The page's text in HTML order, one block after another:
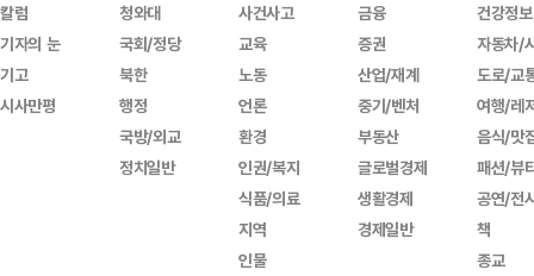
칼럼
기자의 눈
기고
시사만평
청와대
국회/정당
북한
행정
국방/외교
정치일반
사건사고
교육
노동
언론
환경
인권/복지
식품/의료
지역
인물
금융
증권
산업/재계
중기/벤처
부동산
글로벌경제
생활경제
경제일반
건강정보
자동차/
도로/교
여행/레
음식/맛
패션/뷰
공연/전
책
종교